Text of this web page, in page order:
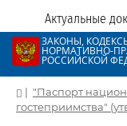
Актуальные
ЗАКОНЫ,
НОРМАТИВНО-
РОССИЙСКОЙ
| "Паспорт
гостеприимства"